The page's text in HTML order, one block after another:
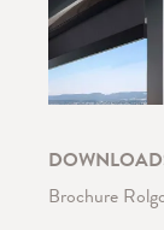
Brochure